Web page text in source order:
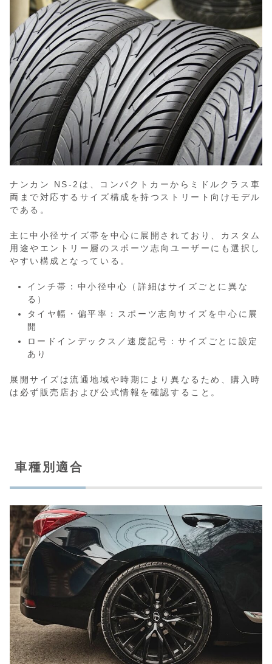
ナンカン NS-2は、コンパクトカーからミドルクラス車
両まで対応するサイズ構成を持つストリート向けモデル
である。
主に中小径サイズ帯を中心に展開されており、カスタム
用途やエントリー層のスポーツ志向ユーザーにも選択し
やすい構成となっている。
インチ帯：中小径中心（詳細はサイズごとに異な
る）
タイヤ幅・偏平率：スポーツ志向サイズを中心に展
開
ロードインデックス／速度記号：サイズごとに設定
あり
展開サイズは流通地域や時期により異なるため、購入時
は必ず販売店および公式情報を確認すること。
車種別適合